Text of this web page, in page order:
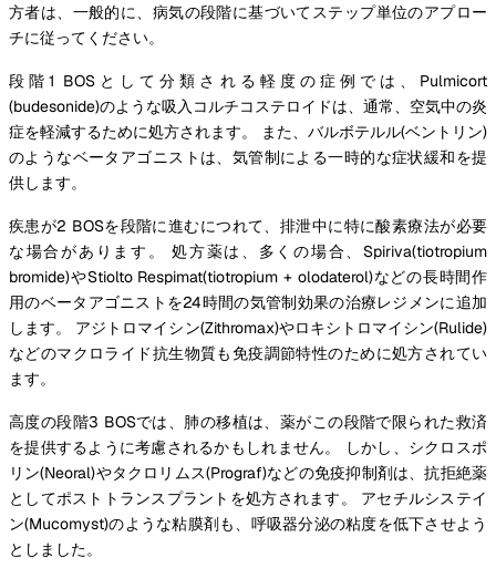
方者は、一般的に、病気の段階に基づいてステップ単位のアプロー
チに従ってください。
段階1 BOSとして分類される軽度の症例では、Pulmicort
(budesonide)のような吸入コルチコステロイドは、通常、空気中の炎
症を軽減するために処方されます。 また、バルボテルル(ベントリン)
のようなベータアゴニストは、気管制による一時的な症状緩和を提
供します。
疾患が2 BOSを段階に進むにつれて、排泄中に特に酸素療法が必要
な場合があります。 処方薬は、多くの場合、Spiriva(tiotropium
bromide)やStiolto Respimat(tiotropium + olodaterol)などの長時間作
用のベータアゴニストを24時間の気管制効果の治療レジメンに追加
します。 アジトロマイシン(Zithromax)やロキシトロマイシン(Rulide)
などのマクロライド抗生物質も免疫調節特性のために処方されてい
ます。
高度の段階3 BOSでは、肺の移植は、薬がこの段階で限られた救済
を提供するように考慮されるかもしれません。 しかし、シクロスポ
リン(Neoral)やタクロリムス(Prograf)などの免疫抑制剤は、抗拒絶薬
としてポストトランスプラントを処方されます。 アセチルシステイ
ン(Mucomyst)のような粘膜剤も、呼吸器分泌の粘度を低下させよう
としました。